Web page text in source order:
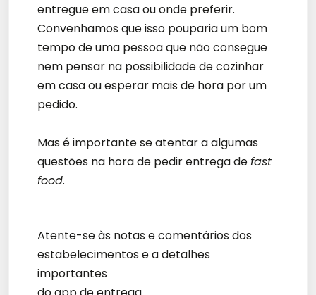
entregue em casa ou onde preferir.
Convenhamos que isso pouparia um bom
tempo de uma pessoa que não consegue
nem pensar na possibilidade de cozinhar
em casa ou esperar mais de hora por um
pedido.
Mas é importante se atentar a algumas
questões na hora de pedir entrega defast
food.
Atente-se às notas e comentários dos
estabelecimentos e a detalhes
importantes